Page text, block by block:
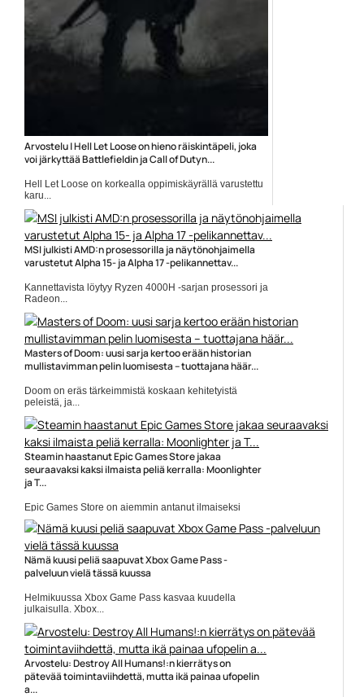
Arvostelu | Hell Let Loose on hieno räiskintäpeli, joka
voi järkyttää Battlefieldin ja Call of Dutyn...
Hell Let Loose on korkealla oppimiskäyrällä varustettu
karu...
Hell Let Loose
MSI julkisti AMD:n prosessorilla ja näytönohjaimella
varustetut Alpha 15- ja Alpha 17 -pelikannettav...
Kannettavista löytyy Ryzen 4000H -sarjan prosessori ja
Radeon...
Alpha 15
Masters of Doom: uusi sarja kertoo erään historian
mullistavimman pelin luomisesta – tuottajana häär...
Doom on eräs tärkeimmistä koskaan kehitetyistä
peleistä, ja...
Doom
Steamin haastanut Epic Games Store jakaa
seuraavaksi kaksi ilmaista peliä kerralla: Moonlighter
ja T...
Epic Games Store on aiemmin antanut ilmaiseksi
yksittäisiä...
Epic Games
Nämä kuusi peliä saapuvat Xbox Game Pass -
palveluun vielä tässä kuussa
Helmikuussa Xbox Game Pass kasvaa kuudella
julkaisulla. Xbox...
Pelipalvelut
Arvostelu: Destroy All Humans!:n kierrätys on
pätevää toimintaviihdettä, mutta ikä painaa ufopelin
a...